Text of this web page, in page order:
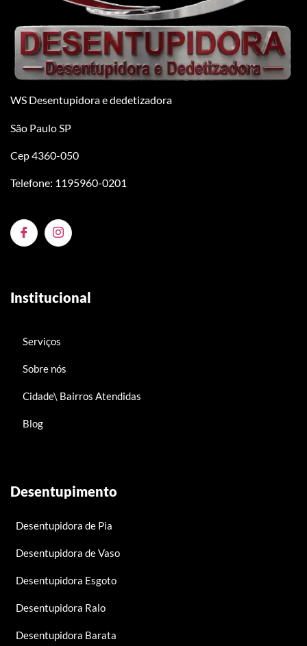
WS Desentupidora e dedetizadora
São Paulo SP
Cep 4360-050
Telefone: 1195960-0201
Institucional
Serviços
Sobre nós
Cidade\ Bairros Atendidas
Blog
Desentupimento
Desentupidora de Pia
Desentupidora de Vaso
Desentupidora Esgoto
Desentupidora Ralo
Desentupidora Barata